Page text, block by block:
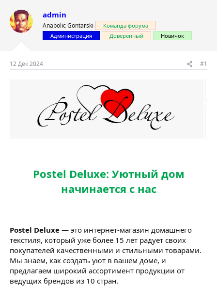
о
р
т
м
ы
а
н
а
ч
а
а
admin
Anabolic Gontarski
Команда форума
Администрация
Доверенный Новичок
12 Дек 2024 #1
Postel Deluxe: Уютный дом
начинается с нас
Postel Deluxe — это интернет-магазин домашнего
текстиля, который уже более 15 лет радует своих
покупателей качественными и стильными товарами.
Мы знаем, как создать уют в вашем доме, и
предлагаем широкий ассортимент продукции от
ведущих брендов из 10 стран.